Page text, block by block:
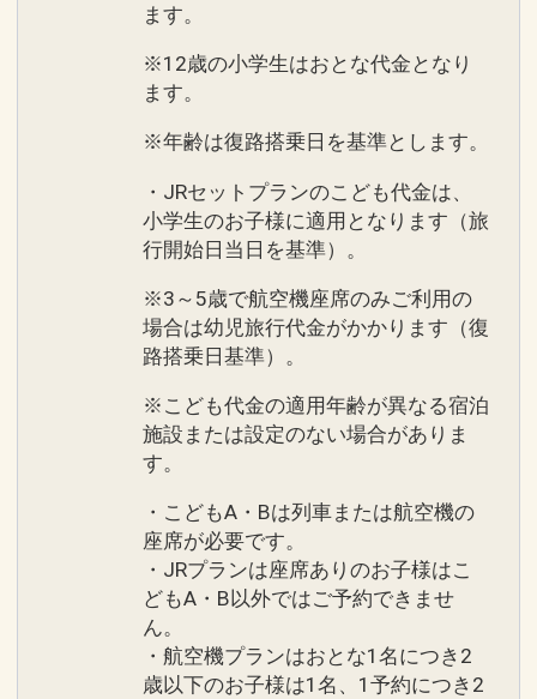
ます。
※12歳の小学生はおとな代金となり
ます。
※年齢は復路搭乗日を基準とします。
・JRセットプランのこども代金は、
小学生のお子様に適用となります（旅
行開始日当日を基準）。
※3～5歳で航空機座席のみご利用の
場合は幼児旅行代金がかかります（復
路搭乗日基準）。
※こども代金の適用年齢が異なる宿泊
施設または設定のない場合がありま
す。
・こどもA・Bは列車または航空機の
座席が必要です。
・JRプランは座席ありのお子様はこ
どもA・B以外ではご予約できませ
ん。
・航空機プランはおとな1名につき2
歳以下のお子様は1名、1予約につき2